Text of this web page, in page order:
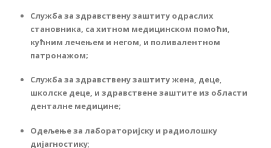
Служба за здравствену заштиту одраслих
становника, са хитном медицинском помоћи,
кућним лечењем и негом, и поливалентном
патронажом;
Служба за здравствену заштиту жена, деце,
школске деце, и здравствене заштите из области
денталне медицине;
Одељење за лабораторијску и радиолошку
дијагностику;